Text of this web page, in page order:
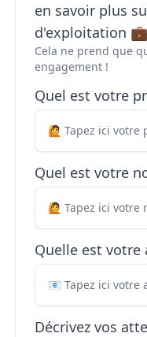
en savoir plus
d'exploitation 💼
Cela ne prend que
engagement !
Quel est votre
Quel est votre
Quelle est votre
Décrivez vos